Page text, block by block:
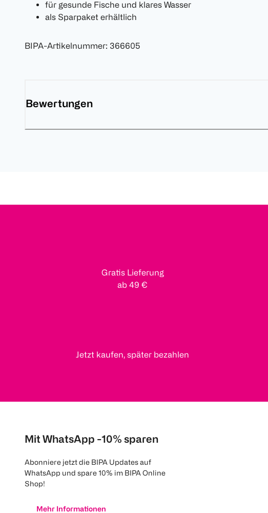
für gesunde Fische und klares Wasser
als Sparpaket erhältlich
BIPA-Artikelnummer: 366605
Bewertungen
Gratis Lieferung
ab 49 €
Jetzt kaufen, später bezahlen
Mit WhatsApp -10% sparen
Abonniere jetzt die BIPA Updates auf
WhatsApp und spare 10% im BIPA Online
Shop!
Mehr Informationen